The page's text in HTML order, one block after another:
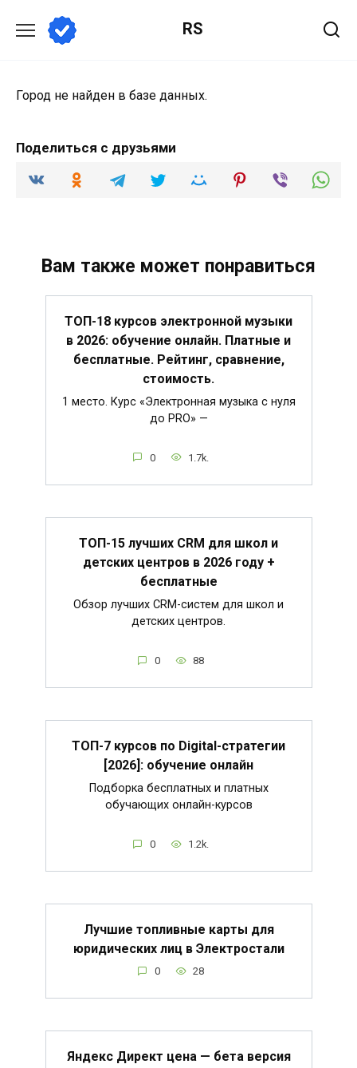
содержанию
RS
Город не найден в базе данных.
Поделиться с друзьями
Вам также может понравиться
ТОП-18 курсов электронной музыки
в 2026: обучение онлайн. Платные и
бесплатные. Рейтинг, сравнение,
стоимость.
1 место. Курс «Электронная музыка с нуля
до PRO» —
0 1.7k.
ТОП-15 лучших CRM для школ и
детских центров в 2026 году +
бесплатные
Обзор лучших CRM-систем для школ и
детских центров.
0 88
ТОП-7 курсов по Digital-стратегии
[2026]: обучение онлайн
Подборка бесплатных и платных
обучающих онлайн-курсов
0 1.2k.
Лучшие топливные карты для
юридических лиц в Электростали
0 28
Яндекс Директ цена — бета версия